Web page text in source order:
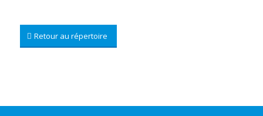
Retour au répertoire